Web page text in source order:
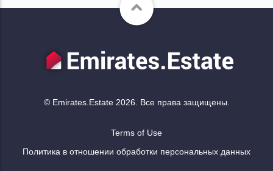
© Emirates.Estate 2026. Все права защищены.
Terms of Use
Политика в отношении обработки персональных данных